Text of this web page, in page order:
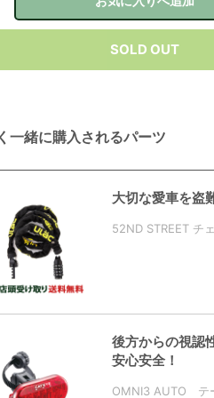
SOLD OUT
一緒に購入されるパーツ
大切な愛車を盗
52ND STREET チ
後方からの視認
安心安全！
OMNI3 AUTO テ